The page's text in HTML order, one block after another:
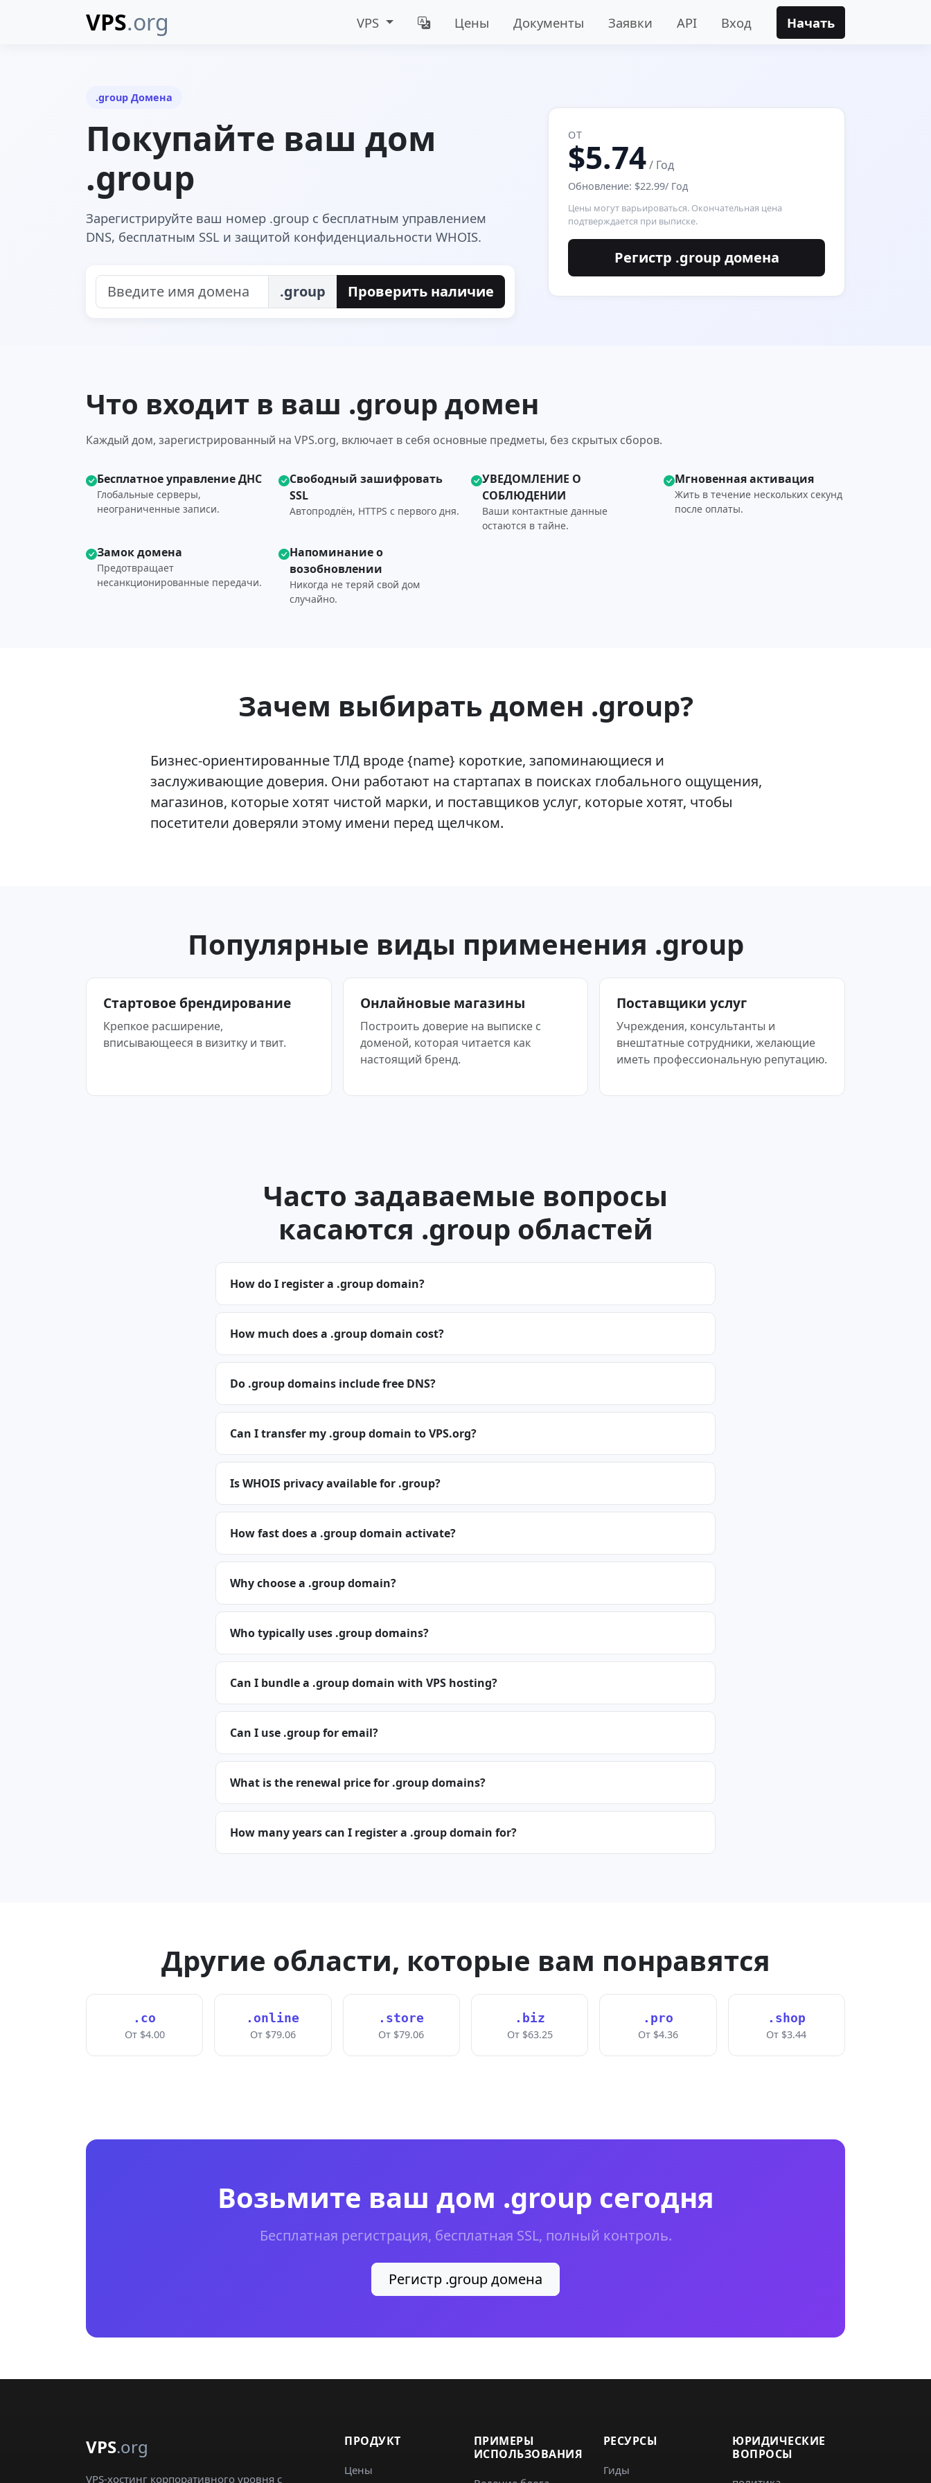
VPS.org VPS Цены Документы Заявки API Вход Начать
.group Домена
Покупайте ваш дом
.group
Зарегистрируйте ваш номер .group с бесплатным управлением
DNS, бесплатным SSL и защитой конфиденциальности WHOIS.
.group Проверить наличие
ОТ
$5.74/ Год
Обновление: $22.99/ Год
Цены могут варьироваться. Окончательная цена
подтверждается при выписке.
Регистр .group домена
Что входит в ваш .group домен
Каждый дом, зарегистрированный на VPS.org, включает в себя основные предметы, без скрытых сборов.
Бесплатное управление ДНС
Глобальные серверы,
неограниченные записи.
Свободный зашифровать
SSL
Автопродлён, HTTPS с первого дня.
УВЕДОМЛЕНИЕ О
СОБЛЮДЕНИИ
Ваши контактные данные
остаются в тайне.
Мгновенная активация
Жить в течение нескольких секунд
после оплаты.
Замок домена
Предотвращает
несанкционированные передачи.
Напоминание о
возобновлении
Никогда не теряй свой дом
случайно.
Зачем выбирать домен .group?
Бизнес-ориентированные ТЛД вроде {name} короткие, запоминающиеся и
заслуживающие доверия. Они работают на стартапах в поисках глобального ощущения,
магазинов, которые хотят чистой марки, и поставщиков услуг, которые хотят, чтобы
посетители доверяли этому имени перед щелчком.
Популярные виды применения .group
Стартовое брендирование
Крепкое расширение,
вписывающееся в визитку и твит.
Онлайновые магазины
Построить доверие на выписке с
доменой, которая читается как
настоящий бренд.
Поставщики услуг
Учреждения, консультанты и
внештатные сотрудники, желающие
иметь профессиональную репутацию.
Часто задаваемые вопросы
касаются .group областей
How do I register a .group domain?
How much does a .group domain cost?
Do .group domains include free DNS?
Can I transfer my .group domain to VPS.org?
Is WHOIS privacy available for .group?
How fast does a .group domain activate?
Why choose a .group domain?
Who typically uses .group domains?
Can I bundle a .group domain with VPS hosting?
Can I use .group for email?
What is the renewal price for .group domains?
How many years can I register a .group domain for?
Другие области, которые вам понравятся
.co
От $4.00
.online
От $79.06
.store
От $79.06
.biz
От $63.25
.pro
От $4.36
.shop
От $3.44
Возьмите ваш дом .group сегодня
Бесплатная регистрация, бесплатная SSL, полный контроль.
Регистр .group домена
VPS.org
VPS-хостинг корпоративного уровня с
ПРОДУКТ
Цены
ПРИМЕРЫ
ИСПОЛЬЗОВАНИЯ
РЕСУРСЫ
Гиды
ЮРИДИЧЕСКИЕ
ВОПРОСЫ